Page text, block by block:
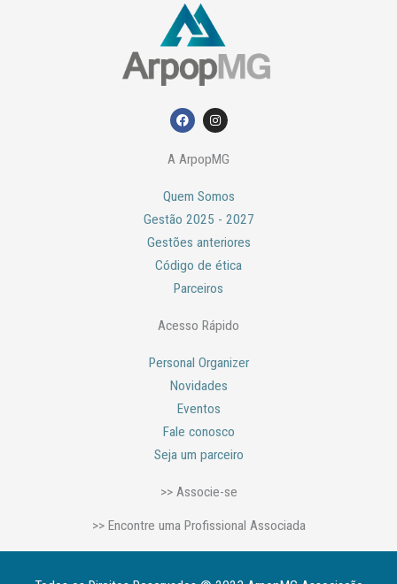
F
a
b
k
I
n
a
a
A ArpopMG
Quem Somos
Gestão 2025 - 2027
Gestões anteriores
Código de ética
Parceiros
Acesso Rápido
Personal Organizer
Novidades
Eventos
Fale conosco
Seja um parceiro
>> Associe-se
>> Encontre uma Profissional Associada